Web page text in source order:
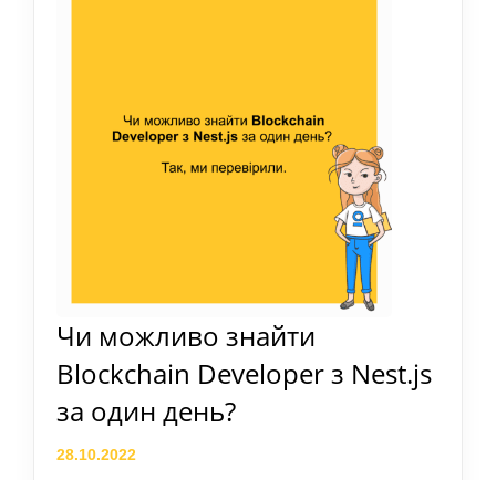
Чи можливо знайти
Blockchain Developer з Nest.js
за один день?
28.10.2022